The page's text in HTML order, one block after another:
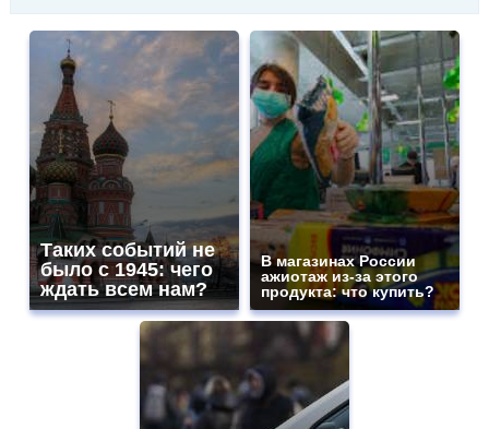
Таких событий не
было с 1945: чего
ждать всем нам?
В магазинах России
ажиотаж из-за этого
продукта: что купить?